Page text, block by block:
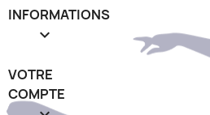
INFORMATIONS

VOTRE
COMPTE